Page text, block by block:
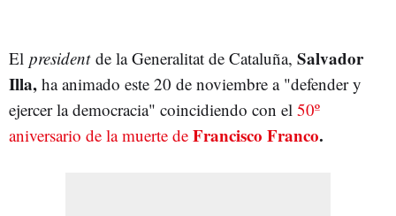
El president de la Generalitat de Cataluña, Salvador
Illa, ha animado este 20 de noviembre a "defender y
ejercer la democracia" coincidiendo con el 50º
aniversario de la muerte de Francisco Franco.